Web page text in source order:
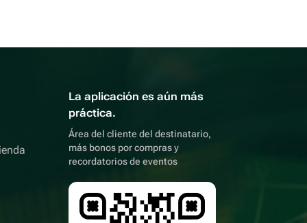
La aplicación es aún más
práctica.
Área del cliente del destinatario,
más bonos por compras y
recordatorios de eventos